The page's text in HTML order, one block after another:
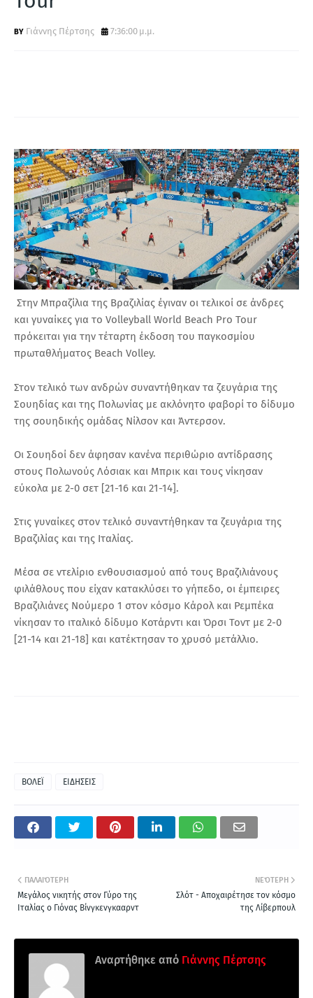
Γιάννης Πέρτσης 7:36:00 μ.μ.
Στην Μπραζίλια της Βραζιλίας έγιναν οι τελικοί σε άνδρες
και γυναίκες για το Volleyball World Beach Pro Tour
πρόκειται για την τέταρτη έκδοση του παγκοσμίου
πρωταθλήματος Beach Volley.
Στον τελικό των ανδρών συναντήθηκαν τα ζευγάρια της
Σουηδίας και της Πολωνίας με ακλόνητο φαβορί το δίδυμο
της σουηδικής ομάδας Νίλσον και Άντερσον.
Οι Σουηδοί δεν άφησαν κανένα περιθώριο αντίδρασης
στους Πολωνούς Λόσιακ και Μπρικ και τους νίκησαν
εύκολα με 2-0 σετ [21-16 και 21-14].
Στις γυναίκες στον τελικό συναντήθηκαν τα ζευγάρια της
Βραζιλίας και της Ιταλίας.
Μέσα σε ντελίριο ενθουσιασμού από τους Βραζιλιάνους
φιλάθλους που είχαν κατακλύσει το γήπεδο, οι έμπειρες
Βραζιλιάνες Νούμερο 1 στον κόσμο Κάρολ και Ρεμπέκα
νίκησαν το ιταλικό δίδυμο Κοτάρντι και Όρσι Τοντ με 2-0
[21-14 και 21-18] και κατέκτησαν το χρυσό μετάλλιο.
ΒΟΛΕΪ ΕΙΔΗΣΕΙΣ
ΝΕΌΤΕΡΗ
Σλότ - Αποχαιρέτησε τον κόσμο
της Λίβερπουλ
ΠΑΛΑΙΌΤΕΡΗ
Μεγάλος νικητής στον Γύρο της
Ιταλίας ο Γιόνας Βίνγκενγκααρντ
Αναρτήθηκε από Γιάννης Πέρτσης